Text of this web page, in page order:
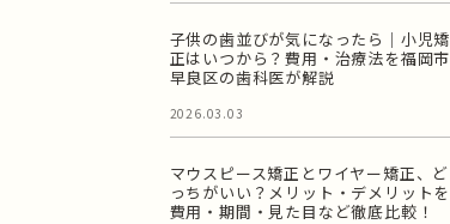
子供の歯並びが気になったら｜小児矯
正はいつから？費用・治療法を福岡市
早良区の歯科医が解説
2026.03.03
マウスピース矯正とワイヤー矯正、ど
っちがいい？メリット・デメリットを
費用・期間・見た目など徹底比較！